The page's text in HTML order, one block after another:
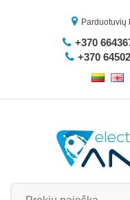
Parduotuvių
+370
+370